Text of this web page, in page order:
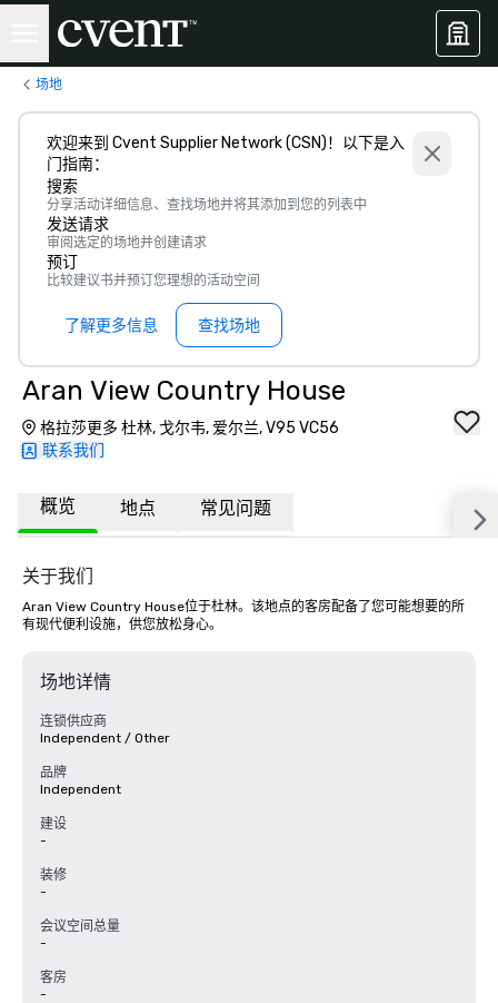
场地
欢迎来到 Cvent Supplier Network (CSN)！以下是入
门指南：
搜索
分享活动详细信息、查找场地并将其添加到您的列表中
发送请求
审阅选定的场地并创建请求
预订
比较建议书并预订您理想的活动空间
了解更多信息 查找场地
Aran View Country House
格拉莎更多 杜林, 戈尔韦, 爱尔兰, V95 VC56
联系我们
概览 地点 常见问题
关于我们
Aran View Country House位于杜林。该地点的客房配备了您可能想要的所
有现代便利设施，供您放松身心。
场地详情
连锁供应商
Independent / Other
品牌
Independent
建设
-
装修
-
会议空间总量
-
客房
-